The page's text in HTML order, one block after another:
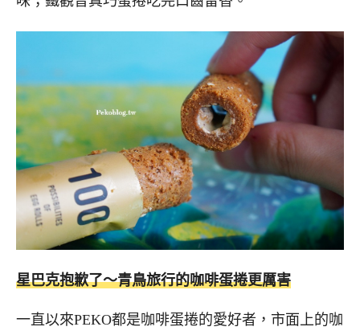
星巴克抱歉了～青鳥旅行的咖啡蛋捲更厲害
一直以來PEKO都是咖啡蛋捲的愛好者，市面上的咖